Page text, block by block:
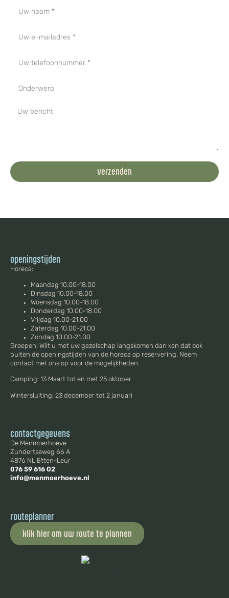
verzenden
openingstijden
Horeca:
Maandag 10.00-18.00
Dinsdag 10.00-18.00
Woensdag 10.00-18.00
Donderdag 10.00-18.00
Vrijdag 10.00-21.00
Zaterdag 10.00-21.00
Zondag 10.00-21.00
Groepen: Wilt u met uw gezelschap langskomen dan kan dat ook
buiten de openingstijden van de horeca op reservering. Neem
contact met ons op voor de mogelijkheden.
Camping: 13 Maart tot en met 25 oktober
Wintersluiting: 23 december tot 2 januari
contactgegevens
De Menmoerhoeve
Zundertseweg 66 A
4876 NL Etten-Leur
076 59 616 02
info@menmoerhoeve.nl
routeplanner
klik hier om uw route te plannen